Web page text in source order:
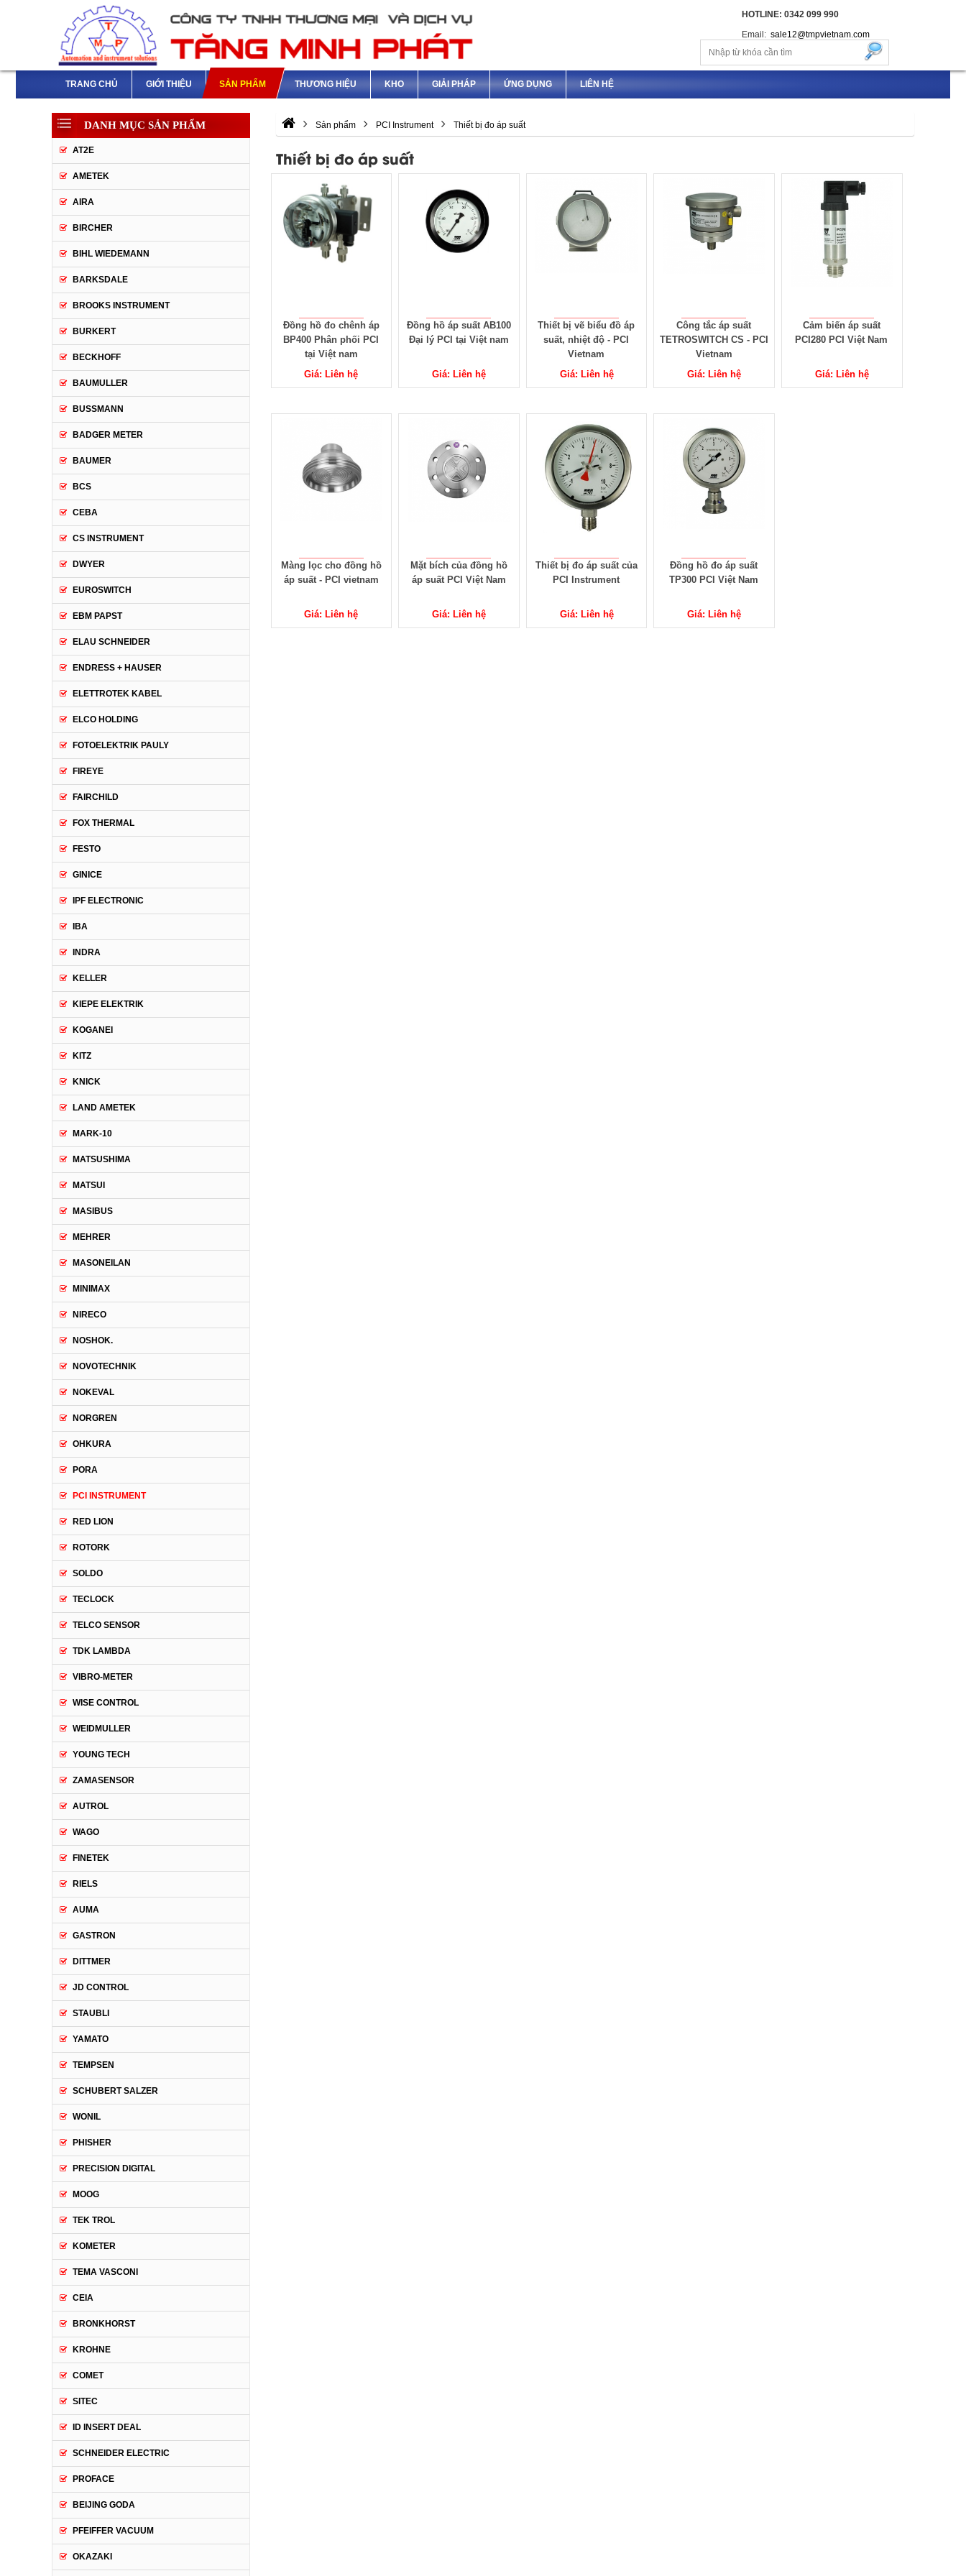
HOTLINE: 0342 099 990
Email: sale12@tmpvietnam.com
TRANG CHỦ GIỚI THIỆU SẢN PHẨM THƯƠNG HIỆU KHO GIẢI PHÁP ỨNG DỤNG LIÊN HỆ
Sản phẩm PCI Instrument Thiết bị đo áp suất
Thiết bị đo áp suất
Đồng hồ đo chênh áp
BP400 Phân phối PCI
tại Việt nam
Giá: Liên hệ
Đồng hồ áp suất AB100
Đại lý PCI tại Việt nam
Giá: Liên hệ
Thiết bị vẽ biểu đồ áp
suất, nhiệt độ - PCI
Vietnam
Giá: Liên hệ
Công tắc áp suất
TETROSWITCH CS - PCI
Vietnam
Giá: Liên hệ
Cảm biến áp suất
PCI280 PCI Việt Nam
Giá: Liên hệ
Màng lọc cho đồng hồ
áp suất - PCI vietnam
Giá: Liên hệ
Mặt bích của đồng hồ
áp suất PCI Việt Nam
Giá: Liên hệ
Thiết bị đo áp suất của
PCI Instrument
Giá: Liên hệ
Đồng hồ đo áp suất
TP300 PCI Việt Nam
Giá: Liên hệ
DANH MỤC SẢN PHẨM
AT2E
AMETEK
AIRA
BIRCHER
BIHL WIEDEMANN
BARKSDALE
BROOKS INSTRUMENT
BURKERT
BECKHOFF
BAUMULLER
BUSSMANN
BADGER METER
BAUMER
BCS
CEBA
CS INSTRUMENT
DWYER
EUROSWITCH
EBM PAPST
ELAU SCHNEIDER
ENDRESS + HAUSER
ELETTROTEK KABEL
ELCO HOLDING
FOTOELEKTRIK PAULY
FIREYE
FAIRCHILD
FOX THERMAL
FESTO
GINICE
IPF ELECTRONIC
IBA
INDRA
KELLER
KIEPE ELEKTRIK
KOGANEI
KITZ
KNICK
LAND AMETEK
MARK-10
MATSUSHIMA
MATSUI
MASIBUS
MEHRER
MASONEILAN
MINIMAX
NIRECO
NOSHOK.
NOVOTECHNIK
NOKEVAL
NORGREN
OHKURA
PORA
PCI INSTRUMENT
RED LION
ROTORK
SOLDO
TECLOCK
TELCO SENSOR
TDK LAMBDA
VIBRO-METER
WISE CONTROL
WEIDMULLER
YOUNG TECH
ZAMASENSOR
AUTROL
WAGO
FINETEK
RIELS
AUMA
GASTRON
DITTMER
JD CONTROL
STAUBLI
YAMATO
TEMPSEN
SCHUBERT SALZER
WONIL
PHISHER
PRECISION DIGITAL
MOOG
TEK TROL
KOMETER
TEMA VASCONI
CEIA
BRONKHORST
KROHNE
COMET
SITEC
ID INSERT DEAL
SCHNEIDER ELECTRIC
PROFACE
BEIJING GODA
PFEIFFER VACUUM
OKAZAKI